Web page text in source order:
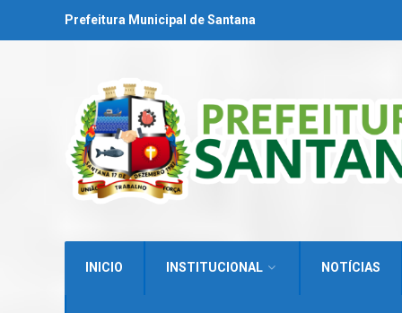
Prefeitura Municipal de Santana
INICIO INSTITUCIONAL NOTÍCIAS